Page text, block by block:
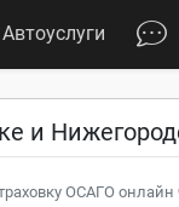
Автоуслуги
и
ОСАГО онлайн